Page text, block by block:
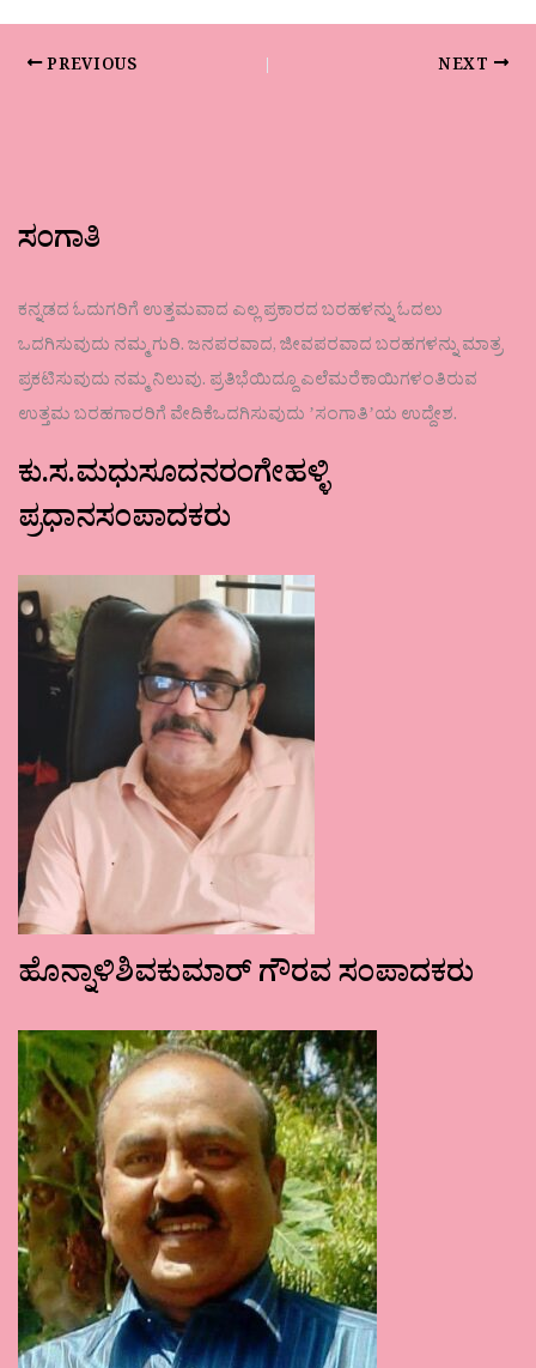
PREVIOUS NEXT
ಸಂಗಾತಿ
ಕನ್ನಡದ ಓದುಗರಿಗೆ ಉತ್ತಮವಾದ ಎಲ್ಲ ಪ್ರಕಾರದ ಬರಹಳನ್ನು ಓದಲು
ಒದಗಿಸುವುದು ನಮ್ಮ ಗುರಿ. ಜನಪರವಾದ, ಜೀವಪರವಾದ ಬರಹಗಳನ್ನು ಮಾತ್ರ
ಪ್ರಕಟಿಸುವುದು ನಮ್ಮ ನಿಲುವು. ಪ್ರತಿಭೆಯಿದ್ದೂ ಎಲೆಮರೆಕಾಯಿಗಳಂತಿರುವ
ಉತ್ತಮ ಬರಹಗಾರರಿಗೆ ವೇದಿಕೆಒದಗಿಸುವುದು ʼಸಂಗಾತಿʼಯ ಉದ್ದೇಶ.
ಕು.ಸ.ಮಧುಸೂದನರಂಗೇಹಳ್ಳಿ
ಪ್ರಧಾನಸಂಪಾದಕರು
ಹೊನ್ನಾಳಿಶಿವಕುಮಾರ್ ಗೌರವ ಸಂಪಾದಕರು